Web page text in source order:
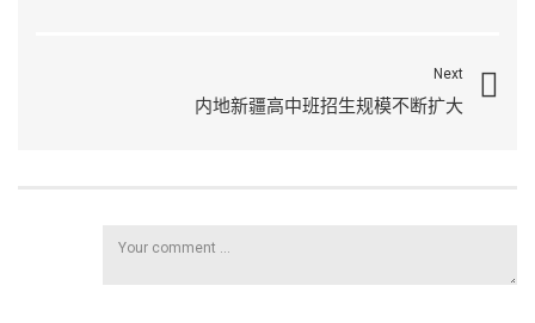
Next
内地新疆高中班招生规模不断扩大